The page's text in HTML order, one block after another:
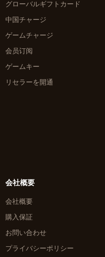
グローバルギフトカード
中国チャージ
ゲームチャージ
会员订阅
ゲームキー
リセラーを開通
会社概要
会社概要
購入保証
お問い合わせ
プライバシーポリシー